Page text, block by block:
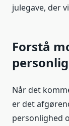
julegave, der
Forstå
Når det
er det
personlighed